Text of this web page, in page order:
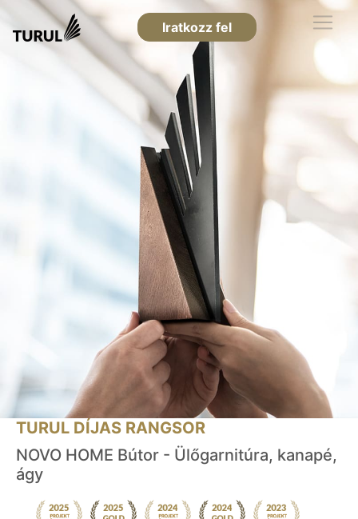
Iratkozz fel
TURUL DÍJAS RANGSOR
NOVO HOME Bútor - Ülőgarnitúra, kanapé,
ágy